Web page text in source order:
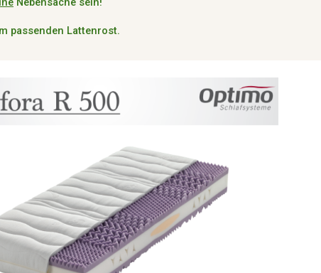
passenden Lattenrost.